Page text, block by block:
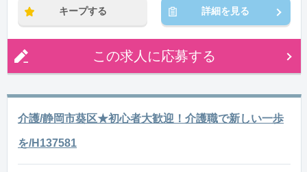
キープする 詳細を見る
この求人に応募する
介護/静岡市葵区★初心者大歓迎！介護職で新しい一歩
を/H137581